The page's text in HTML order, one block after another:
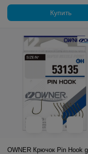
Купить
OWNER Крючок Pin Hook